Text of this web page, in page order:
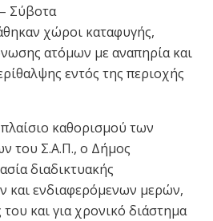
Σύβοτα
χώροι καταφυγής,
ατόμων με αναπηρία και
εντός της περιοχής
καθορισμού των
του Σ.Α.Π., ο Δήμος
διαδικτυακής
και ενδιαφερόμενων μερών,
και για χρονικό διάστημα